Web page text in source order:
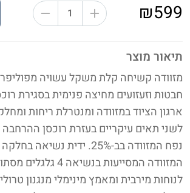
תיאור מוצר
מזוודה קשיחה קלת משקל עשויה
חבטות וזעזועים מחיצה פנימית בסגירת
ארגון הציוד במזוודה ומנטרלת ריחות
לשני תאים עיקריים בעזרת רוכסן ההרחבה
נפח המזוודה בב-25%. ידית
לנוחות מירבית ומאמץ מינימלי מנגנון
₪599